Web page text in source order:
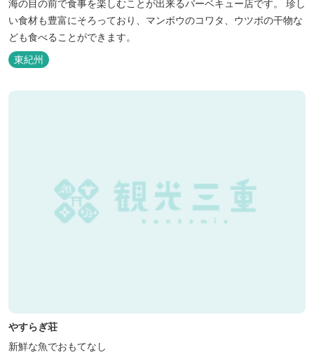
海の目の前で食事を楽しむことが出来るバーベキュー店です。 珍し
い食材も豊富にそろっており、マンボウのコワタ、ウツボの干物な
ども食べることができます。
東紀州
やすらぎ荘
新鮮な魚でおもてなし